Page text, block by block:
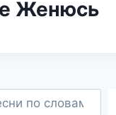
Женюсь